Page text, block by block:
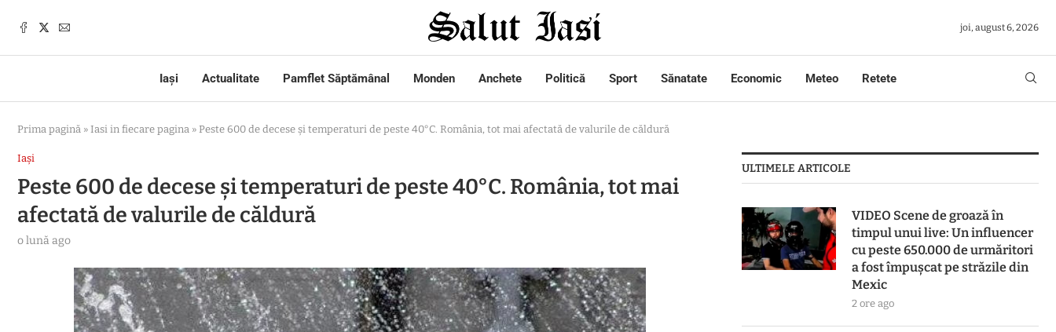
joi, august 6, 2026
Iași Actualitate Pamflet Săptămânal Monden Anchete Politică Sport Sănatate Economic Meteo Retete
Prima pagină » Iasi in fiecare pagina » Peste 600 de decese și temperaturi de peste 40°C. România, tot mai afectată de valurile de căldură
Iași
Peste 600 de decese și temperaturi de peste 40°C. România, tot mai
afectată de valurile de căldură
o lună ago
ULTIMELE ARTICOLE
VIDEO Scene de groază în
timpul unui live: Un influencer
cu peste 650.000 de urmăritori
a fost împușcat pe străzile din
Mexic
2 ore ago